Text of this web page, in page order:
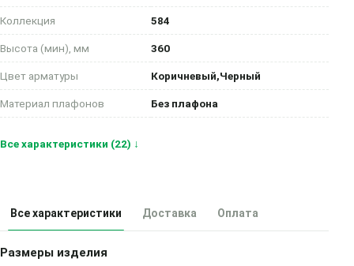
Коллекция 584
Высота (мин), мм 360
Цвет арматуры Коричневый,Черный
Материал плафонов Без плафона
Все характеристики (22) ↓
Все характеристики Доставка Оплата
Размеры изделия